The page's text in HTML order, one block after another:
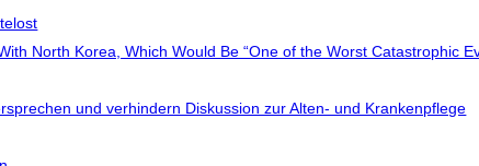
North Korea, Which Would Be “One of the Worst Catastrophic
und verhindern Diskussion zur Alten- und Krankenpflege